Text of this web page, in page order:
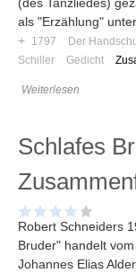
als "Erzählung"
+ 1797 Der
Schiller
Gedicht
Weiterlesen
Schlafes
Robert Schneiders
Bruder" handelt
Johannes Elias